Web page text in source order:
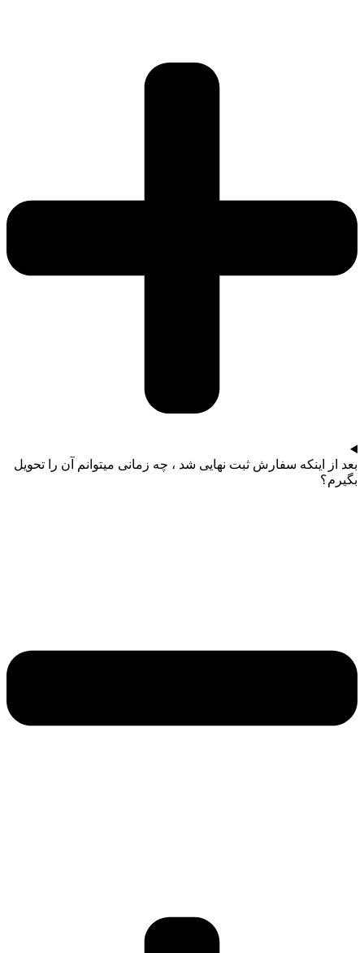
بعد از اینکه سفارش ثبت نهایی شد ، چه زمانی میتوانم آن را تحویل
بگیرم؟